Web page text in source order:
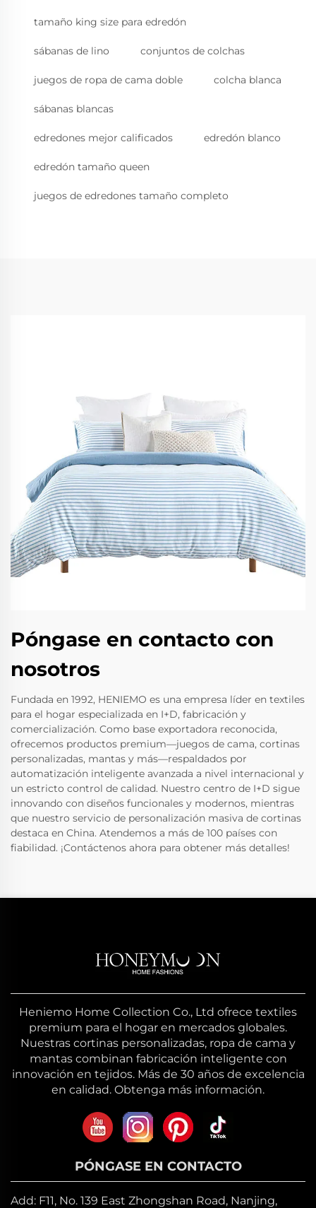
tamaño king size para edredón
sábanas de lino conjuntos de colchas
juegos de ropa de cama doble colcha blanca
sábanas blancas
edredones mejor calificados edredón blanco
edredón tamaño queen
juegos de edredones tamaño completo
Póngase en contacto con
nosotros
Fundada en 1992, HENIEMO es una empresa líder en textiles
para el hogar especializada en I+D, fabricación y
comercialización. Como base exportadora reconocida,
ofrecemos productos premium—juegos de cama, cortinas
personalizadas, mantas y más—respaldados por
automatización inteligente avanzada a nivel internacional y
un estricto control de calidad. Nuestro centro de I+D sigue
innovando con diseños funcionales y modernos, mientras
que nuestro servicio de personalización masiva de cortinas
destaca en China. Atendemos a más de 100 países con
fiabilidad. ¡Contáctenos ahora para obtener más detalles!
Heniemo Home Collection Co., Ltd ofrece textiles
premium para el hogar en mercados globales.
Nuestras cortinas personalizadas, ropa de cama y
mantas combinan fabricación inteligente con
innovación en tejidos. Más de 30 años de excelencia
en calidad. Obtenga más información.
PÓNGASE EN CONTACTO
Add: F11, No. 139 East Zhongshan Road, Nanjing,